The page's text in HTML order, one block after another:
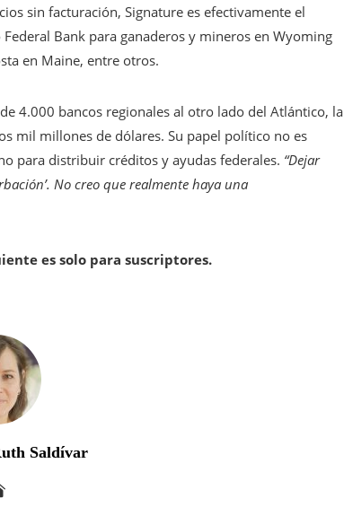
sin facturación, Signature es efectivamente el
Bank para ganaderos y mineros en Wyoming
en Maine, entre otros.
4.000 bancos regionales al otro lado del Atlántico, la
mil millones de dólares. Su papel político no es
para distribuir créditos y ayudas federales. “Dejar
No creo que realmente haya una
es solo para suscriptores.
Saldívar